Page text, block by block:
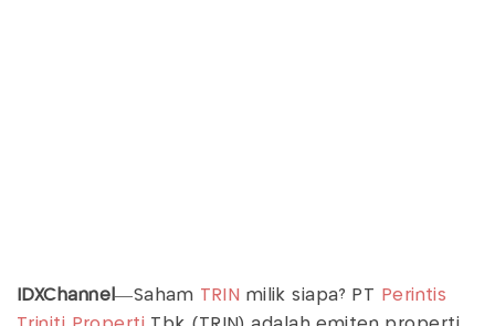
IDXChannel—Saham TRIN milik siapa? PT
Perintis